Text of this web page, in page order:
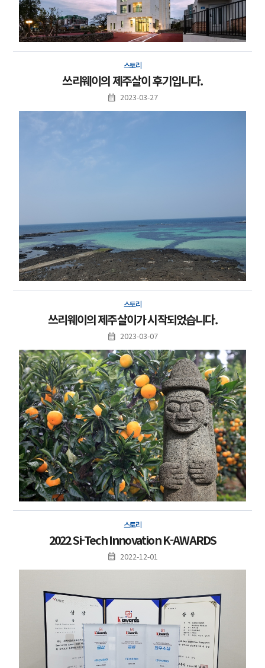
스토리
쓰리웨이의 제주살이 후기입니다.
2023-03-27
스토리
쓰리웨이의 제주살이가 시작되었습니다.
2023-03-07
스토리
2022 Si-Tech Innovation K-AWARDS
2022-12-01